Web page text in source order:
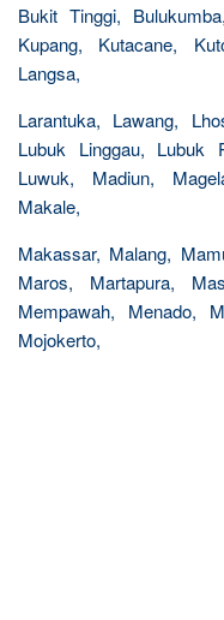
Bukit Tinggi,
Kupang, Kutacane,
Langsa,
Larantuka, Lawang,
Lubuk Linggau, Lubuk
Luwuk, Madiun,
Makale,
Makassar, Malang,
Maros, Martapura,
Mempawah, Menado,
Mojokerto,